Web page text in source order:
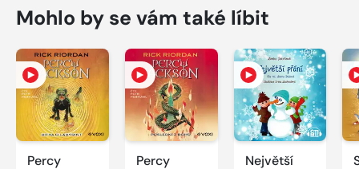
Mohlo by se vám také líbit
Percy
Percy
Největší